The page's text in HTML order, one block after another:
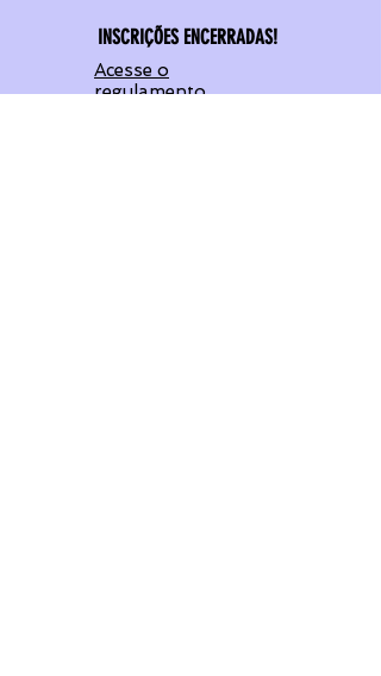
Acesse o
regulamento
INSCRIÇÕES ENCERRADAS!